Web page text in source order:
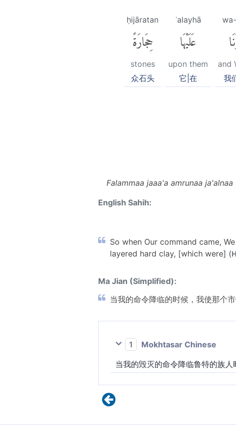
and
我
ʿalayhā
عَلَيْهَا
upon them
它|在
ḥijāratan
حِجَارَةً
stones
众石头
Falammaa jaaa'a amrunaa
English Sahih:
So when Our command came,
layered hard clay, [which were] (
Ma Jian (Simplified):
当我的命令降临的时候，我使那个
1
Mokhtasar Chinese
当我的毁灭的命令降临鲁特的族